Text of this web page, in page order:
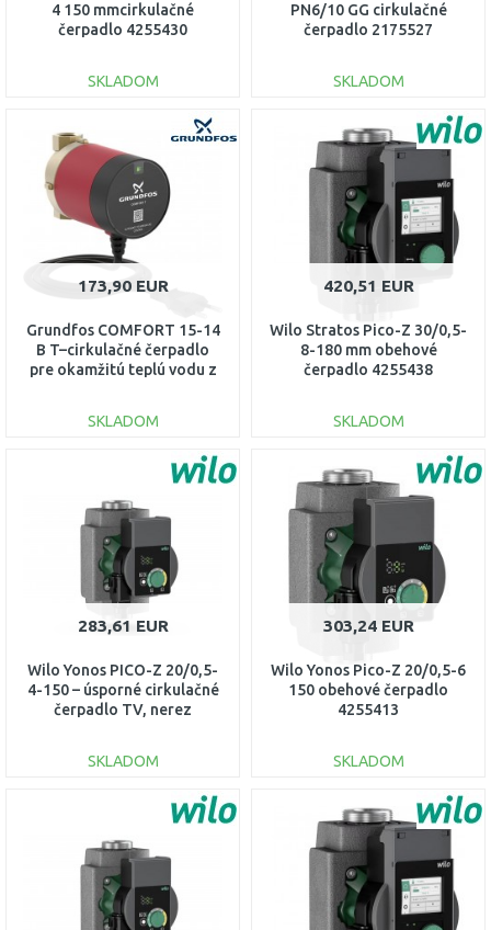
4 150 mmcirkulačné
čerpadlo 4255430
SKLADOM
Porovnať
PN6/10 GG cirkulačné
čerpadlo 2175527
SKLADOM
DO KOŠÍKA
Porovnať
173,90 EUR
Grundfos COMFORT 15-14
B T–cirkulačné čerpadlo
pre okamžitú teplú vodu z
SKLADOM
DO KOŠÍKA
Porovnať
420,51 EUR
Wilo Stratos Pico-Z 30/0,5-
8-180 mm obehové
čerpadlo 4255438
SKLADOM
DO KOŠÍKA
Porovnať
283,61 EUR
Wilo Yonos PICO-Z 20/0,5-
4-150 – úsporné cirkulačné
čerpadlo TV, nerez
SKLADOM
DO KOŠÍKA
Porovnať
303,24 EUR
Wilo Yonos Pico-Z 20/0,5-6
150 obehové čerpadlo
4255413
SKLADOM
DO KOŠÍKA
Porovnať